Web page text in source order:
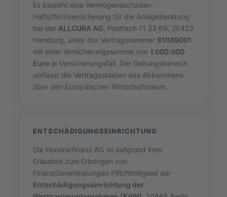
Es besteht eine Vermögensschaden-
Haftpflichtversicherung für die Anlageberatung
bei der ALLCURA AG , Postfach 11 23 69, 20423
Hamburg, unter der Vertragsnummer 81039001
mit einer Versicherungssumme von 1.000.000
Euro je Versicherungsfall. Der Geltungsbereich
umfasst die Vertragsstaaten des Abkommens
über den Europäischen Wirtschaftsraum.
ENTSCHÄDIGUNGSEINRICHTUNG
Die Honorarfinanz AG ist aufgrund ihrer
Erlaubnis zum Erbringen von
Finanzdienstleistungen Pflichtmitglied der
Entschädigungseinrichtung der